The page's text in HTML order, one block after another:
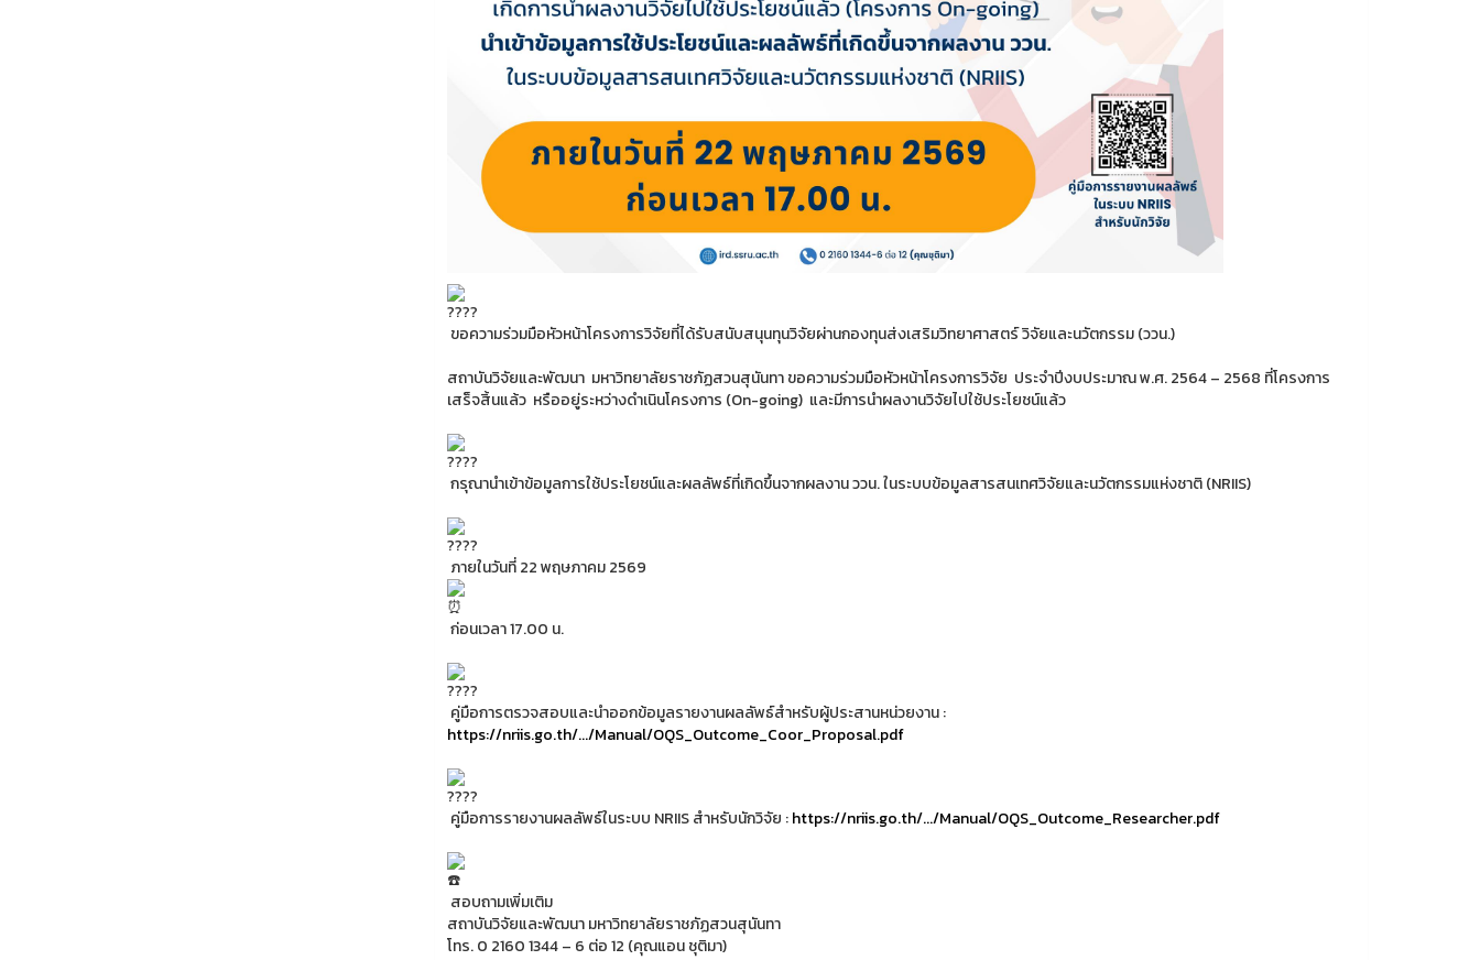
ขอความร่วมมือหัวหน้าโครงการวิจัยที่ได้รับสนับสนุนทุนวิจัยผ่านกองทุนส่งเสริมวิทยาศาสตร์ วิจัยและนวัตกรรม (ววน.)
สถาบันวิจัยและพัฒนา มหาวิทยาลัยราชภัฏสวนสุนันทา ขอความร่วมมือหัวหน้าโครงการวิจัย ประจำปีงบประมาณ พ.ศ. 2564 – 2568 ที่โครงการ
เสร็จสิ้นแล้ว หรืออยู่ระหว่างดำเนินโครงการ (On-going) และมีการนำผลงานวิจัยไปใช้ประโยชน์แล้ว
กรุณานำเข้าข้อมูลการใช้ประโยชน์และผลลัพธ์ที่เกิดขึ้นจากผลงาน ววน. ในระบบข้อมูลสารสนเทศวิจัยและนวัตกรรมแห่งชาติ (NRIIS)
ภายในวันที่ 22 พฤษภาคม 2569
ก่อนเวลา 17.00 น.
คู่มือการตรวจสอบและนำออกข้อมูลรายงานผลลัพธ์สำหรับผู้ประสานหน่วยงาน :
https://nriis.go.th/.../Manual/OQS_Outcome_Coor_Proposal.pdf
คู่มือการรายงานผลลัพธ์ในระบบ NRIIS สำหรับนักวิจัย :https://nriis.go.th/.../Manual/OQS_Outcome_Researcher.pdf
สอบถามเพิ่มเติม
สถาบันวิจัยและพัฒนา มหาวิทยาลัยราชภัฏสวนสุนันทา
โทร. 0 2160 1344 – 6 ต่อ 12 (คุณแอน ชุติมา)